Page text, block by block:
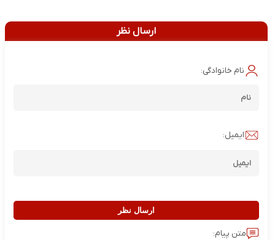
ارسال نظر
نام خانوادگی:
ایمیل:
ارسال نظر
متن پیام: